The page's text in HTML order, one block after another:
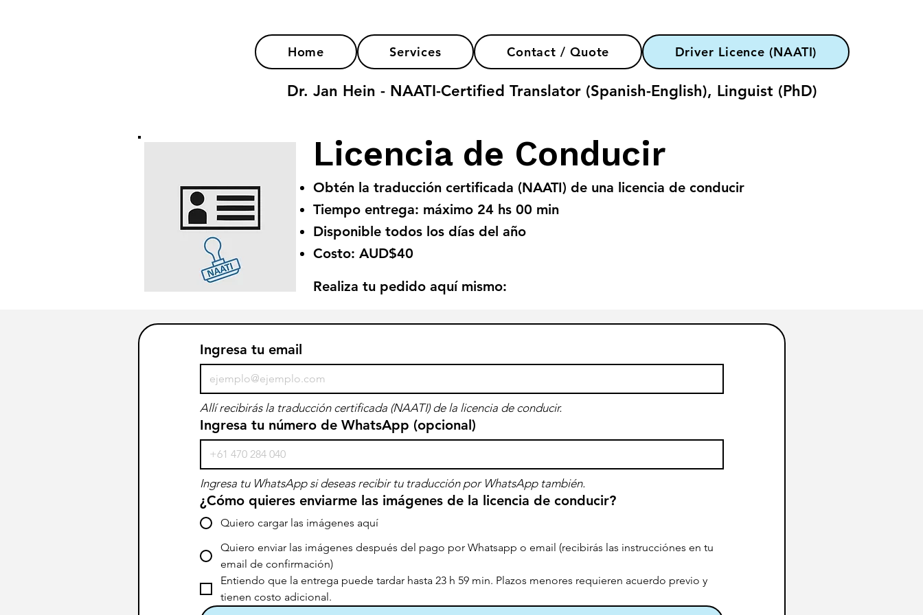
Home Services Contact / Quote Driver Licence (NAATI)
Dr. Jan Hein - NAATI-Certified Translator (Spanish-English), Linguist (PhD)
Licencia de Conducir
Obtén la traducción certificada (NAATI) de una licencia de conducir
Tiempo entrega: máximo 24 hs 00 min
Disponible todos los días del año
Costo: AUD$40
Realiza tu pedido aquí mismo:
Ingresa tu email
Allí recibirás la traducción certificada (NAATI) de la licencia de conducir.
Ingresa tu número de WhatsApp (opcional)
Ingresa tu WhatsApp si deseas recibir tu traducción por WhatsApp también.
¿Cómo quieres enviarme las imágenes de la licencia de conducir?
Quiero cargar las imágenes aquí
Quiero enviar las imágenes después del pago por Whatsapp o email (recibirás las instrucciónes en tu
email de confirmación)
Entiendo que la entrega puede tardar hasta 23 h 59 min. Plazos menores requieren acuerdo previo y
tienen costo adicional.